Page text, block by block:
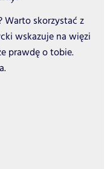
Warto skorzystać z
wskazuje na więzi
prawdę o tobie.